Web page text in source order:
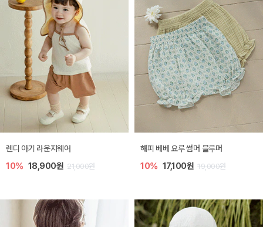
렌디 아기 라운지웨어
10% 18,900원 21,000원
해피 베베 요루 썸머 블루머
10% 17,100원 19,000원